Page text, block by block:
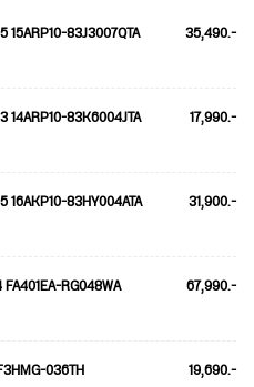
15ARP10-83J3007QTA 35,490.-
14ARP10-83K6004JTA 17,990.-
16AKP10-83HY004ATA 31,900.-
RG048WA 67,990.-
036TH 19,690.-